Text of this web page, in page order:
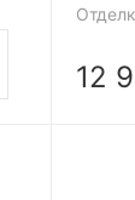
12